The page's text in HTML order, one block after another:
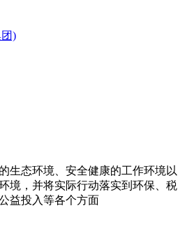
)
生态环境、安全健康的工作环境以
境，并将实际行动落实到环保、税
益投入等各个方面